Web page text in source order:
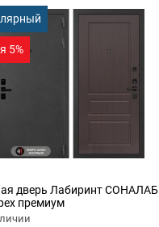
5%
дверь Лабиринт СОНАЛАБ
премиум